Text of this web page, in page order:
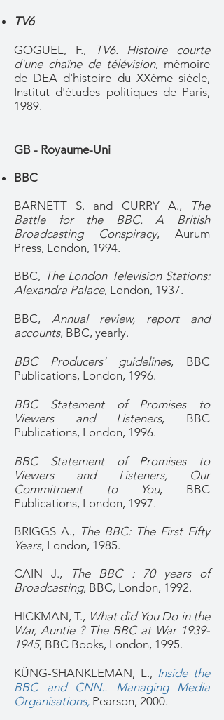
TV6
GOGUEL, F.,
TV6. Histoire courte
d'une chaîne de télévision, mémoire
de DEA d'histoire du XXème siècle,
Institut d'études politiques de Paris,
1989.
GB - Royaume-Uni
BBC
BARNETT S. and CURRY A.,
The
Battle for the BBC. A British
Broadcasting Conspiracy, Aurum
Press, London, 1994.
BBC, The London Television Stations:
Alexandra Palace, London, 1937.
BBC, Annual review, report and
accounts, BBC, yearly.
BBC Producers' guidelines, BBC
Publications, London, 1996.
BBC Statement of Promises to
Viewers and Listeners, BBC
Publications, London, 1996.
BBC Statement of Promises to
Viewers and Listeners, Our
Commitment to You, BBC
Publications, London, 1997.
BRIGGS A., The BBC: The First Fifty
Years, London, 1985.
CAIN J.,
The BBC : 70 years of
Broadcasting, BBC, London, 1992.
HICKMAN, T., What did You Do in the
War, Auntie ? The BBC at War 1939-
1945, BBC Books, London, 1995.
KÜNG-SHANKLEMAN, L., Inside the
BBC and CNN.. Managing Media
Organisations, Pearson, 2000.